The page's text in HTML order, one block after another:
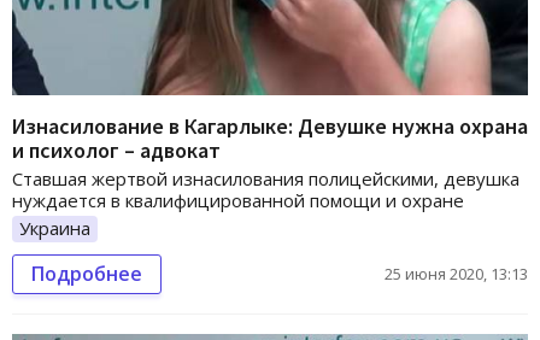
Изнасилование в Кагарлыке: Девушке нужна охрана
и психолог – адвокат
Ставшая жертвой изнасилования полицейскими, девушка
нуждается в квалифицированной помощи и охране
Украина
Подробнее 25 июня 2020, 13:13